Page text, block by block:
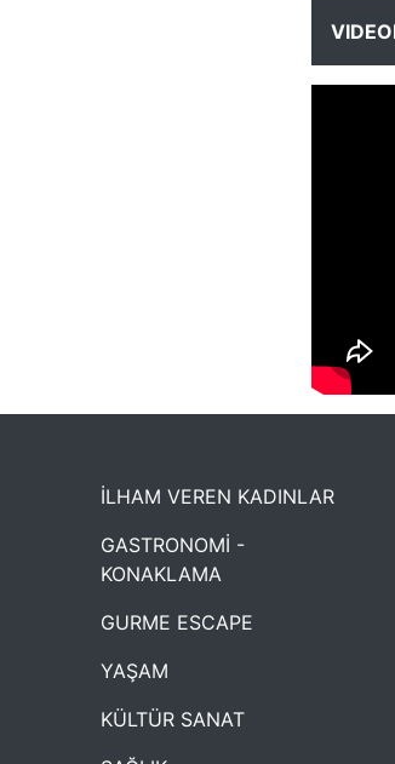
İLHAM VEREN KADINLAR
GASTRONOMİ -
KONAKLAMA
GURME ESCAPE
YAŞAM
KÜLTÜR SANAT